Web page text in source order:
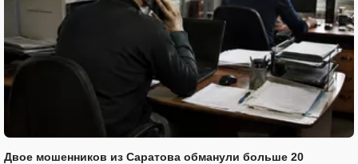
Двое мошенников из Саратова обманули больше 20